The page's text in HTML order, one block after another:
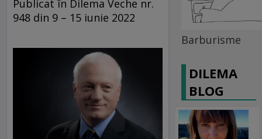
Publicat în Dilema Veche nr.
948 din 9 – 15 iunie 2022
Barburisme
DILEMA
BLOG